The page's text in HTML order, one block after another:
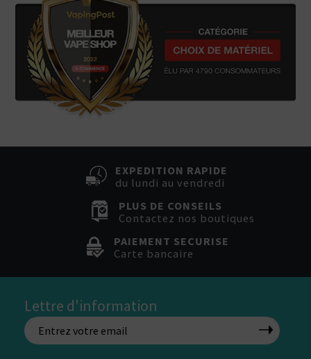
EXPEDITION RAPIDE
du lundi au vendredi
PLUS DE CONSEILS
Contactez nos boutiques
PAIEMENT SECURISE
Carte bancaire
Lettre d'information